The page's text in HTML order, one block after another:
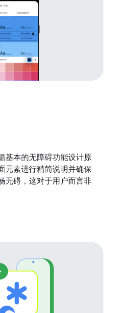
基本的无障碍功能设计原
元素进行精简说明并确保
无碍，这对于用户而言非